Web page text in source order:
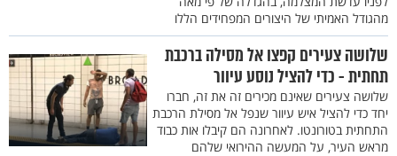
מהגודל האמיתי של היצורים המפחידים הללו
שלושה צעירים קפצו אל מסילה ברכבת
תחתית - כדי להציל נוסע עיוור
שלושה צעירים שאינם מכירים זה את זה, חברו
יחד כדי להציל איש עיוור שנפל אל מסילת הרכבת
התחתית בטורונטו. לאחרונה הם קיבלו אות כבוד
מראש העיר, על המעשה ההירואי שלהם